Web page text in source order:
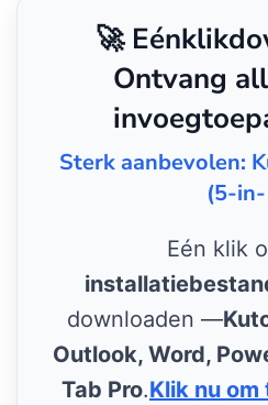
🚀
Ontvang
Sterk aanbevolen:
(5-
Eén klik
downloaden —
Outlook, Word,
Tab Pro.Klik nu